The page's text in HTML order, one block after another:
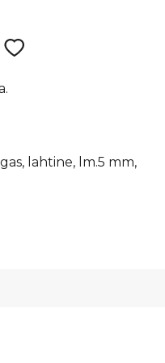
lahtine, lm.5 mm,